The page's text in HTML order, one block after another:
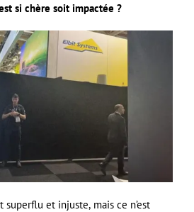
si chère soit impactée ?
superflu et injuste, mais ce n’est